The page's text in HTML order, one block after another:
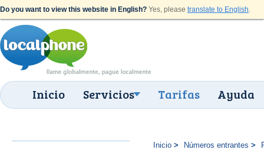
Do you want to view this website in English? Yes, please translate to English.
Inicio Servicios Tarifas Ayuda
Inicio Números entrantes